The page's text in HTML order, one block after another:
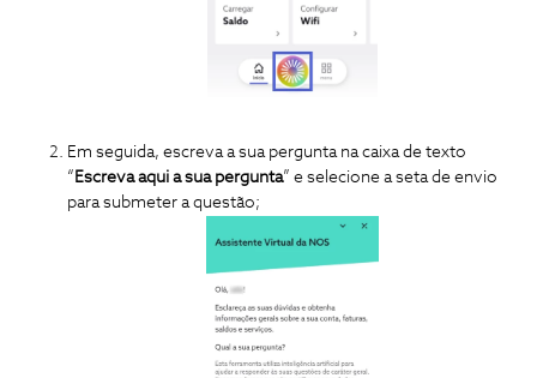
Em seguida, escreva a sua pergunta na caixa de texto
“ Escreva aqui a sua pergunta” e selecione a seta de envio
para submeter a questão;